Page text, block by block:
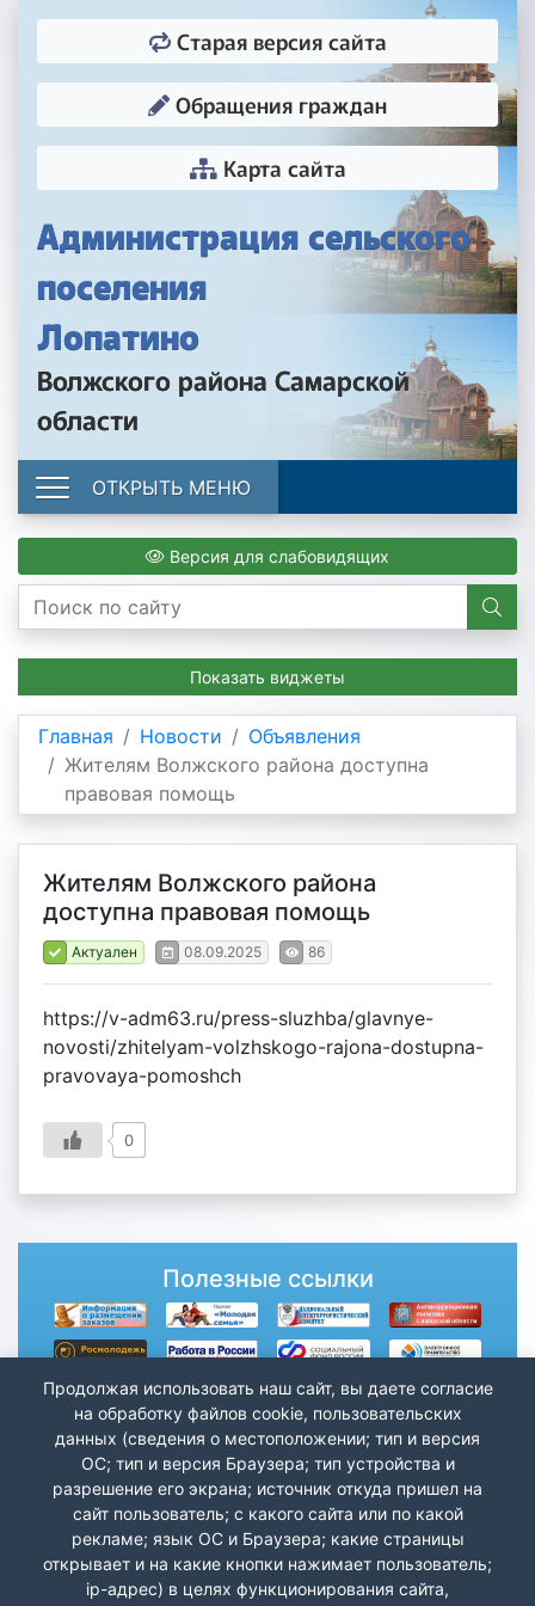
Администрация сельского
поселения
Лопатино
Волжского района Самарской
области
Старая версия сайта
Обращения граждан
Карта сайта
ОТКРЫТЬ МЕНЮ
Версия для слабовидящих
Показать виджеты
Главная Новости
Объявления
Жителям Волжского района доступна
правовая помощь
Жителям Волжского района
доступна правовая помощь
Актуален 08.09.2025 86
https://v-adm63.ru/press-sluzhba/glavnye-
novosti/zhitelyam-volzhskogo-rajona-dostupna-
pravovaya-pomoshch
0
Полезные ссылки
Продолжая использовать наш сайт, вы даете согласие
на обработку файлов cookie, пользовательских
данных (сведения о местоположении; тип и версия
ОС; тип и версия Браузера; тип устройства и
разрешение его экрана; источник откуда пришел на
сайт пользователь; с какого сайта или по какой
рекламе; язык ОС и Браузера; какие страницы
открывает и на какие кнопки нажимает пользователь;
ip-адрес) в целях функционирования сайта,